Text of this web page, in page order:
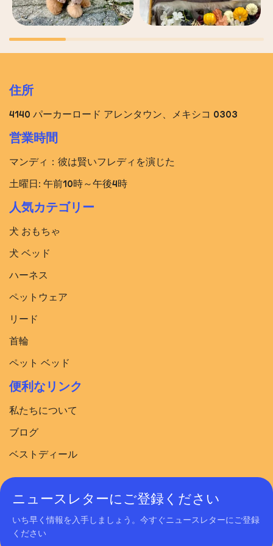
住所
4140 パーカーロード アレンタウン、メキシコ 0303
営業時間
マンディ：彼は賢いフレディを演じた
土曜日: 午前10時～午後4時
人気カテゴリー
犬 おもちゃ
犬 ベッド​
ハーネス
ペットウェア
リード
首輪
ペット ベッド
便利なリンク
私たちについて
ブログ
ベストディール
ニュースレターにご登録ください
いち早く情報を入手しましょう。今すぐニュースレターにご登録
ください